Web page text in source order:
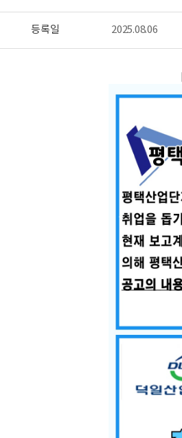
등록일 2025.08.06